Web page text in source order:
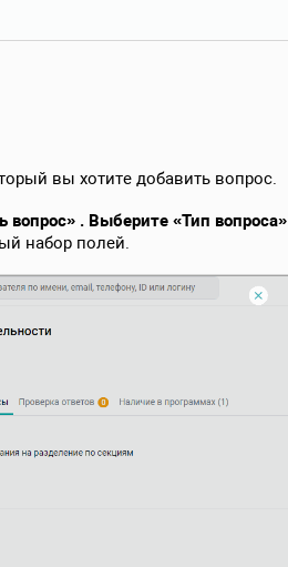
вы хотите добавить вопрос.
вопрос» . Выберите «Тип вопроса»
набор полей.